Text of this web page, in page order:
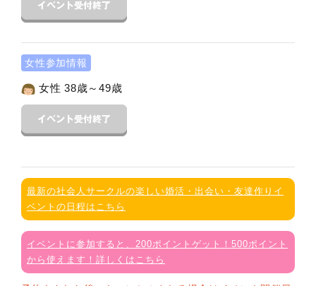
女性参加情報
女性 38歳～49歳
最新の社会人サークルの楽しい婚活・出会い・友達作りイ
ベントの日程はこちら
イベントに参加すると、200ポイントゲット！500ポイント
から使えます！詳しくはこちら